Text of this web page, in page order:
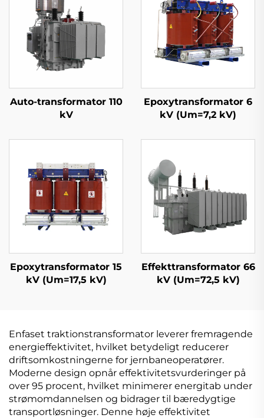
Auto-transformator 110
kV
Epoxytransformator 6
kV (Um=7,2 kV)
Epoxytransformator 15
kV (Um=17,5 kV)
Effekttransformator 66
kV (Um=72,5 kV)
Enfaset traktionstransformator leverer fremragende
energieffektivitet, hvilket betydeligt reducerer
driftsomkostningerne for jernbaneoperatører.
Moderne design opnår effektivitetsvurderinger på
over 95 procent, hvilket minimerer energitab under
strømomdannelsen og bidrager til bæredygtige
transportløsninger. Denne høje effektivitet